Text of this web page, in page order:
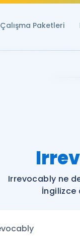
Çalışma Paketleri
Irrevocably ne
İngilizce